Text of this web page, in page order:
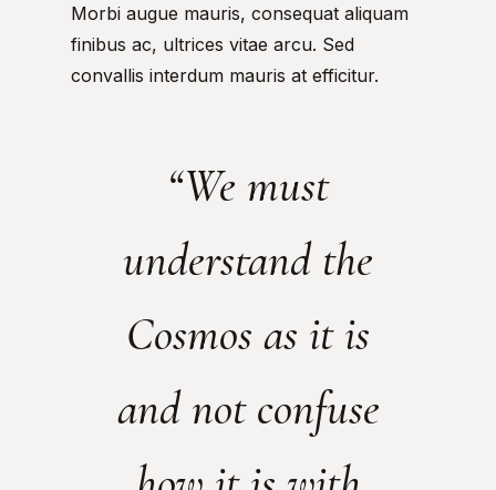
Morbi augue mauris, consequat aliquam
finibus ac, ultrices vitae arcu. Sed
convallis interdum mauris at efficitur.
“We must
understand the
Cosmos as it is
and not confuse